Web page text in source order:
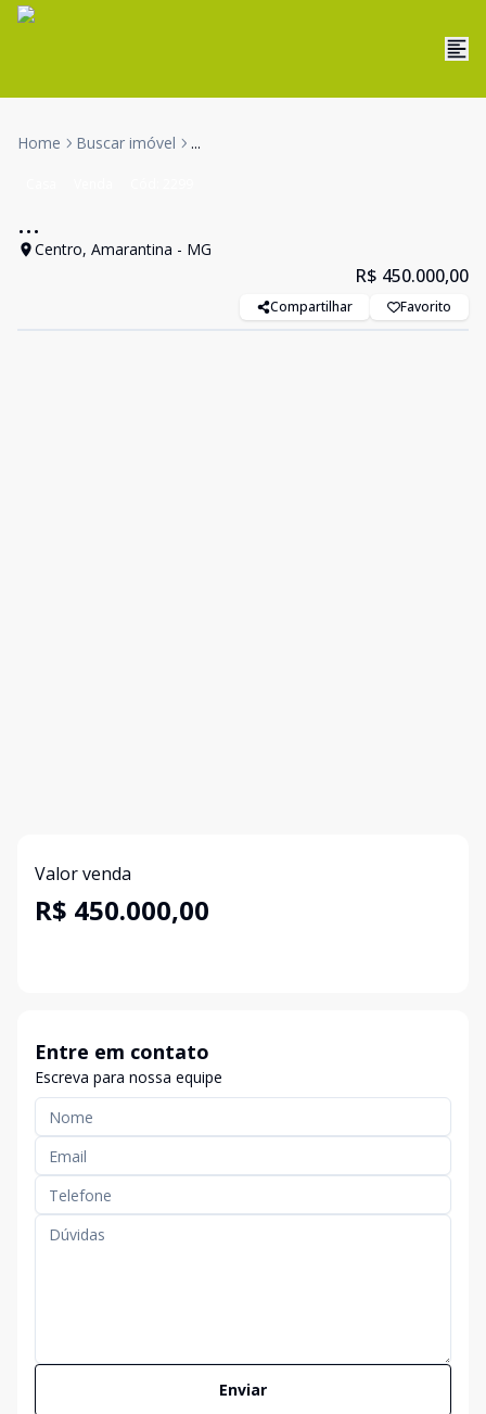
Home Buscar imóvel ...
...
Centro, Amarantina - MG
R$ 450.000,00
Compartilhar Favorito
Valor venda
R$ 450.000,00
Entre em contato
Escreva para nossa equipe
Enviar